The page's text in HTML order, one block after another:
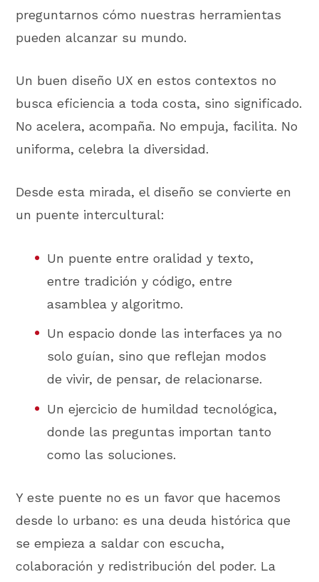
preguntarnos cómo nuestras herramientas
pueden alcanzar su mundo.
Un buen diseño UX en estos contextos no
busca eficiencia a toda costa, sino significado.
No acelera, acompaña. No empuja, facilita. No
uniforma, celebra la diversidad.
Desde esta mirada, el diseño se convierte en
un puente intercultural:
Un puente entre oralidad y texto,
entre tradición y código, entre
asamblea y algoritmo.
Un espacio donde las interfaces ya no
solo guían, sino que reflejan modos
de vivir, de pensar, de relacionarse.
Un ejercicio de humildad tecnológica,
donde las preguntas importan tanto
como las soluciones.
Y este puente no es un favor que hacemos
desde lo urbano: es una deuda histórica que
se empieza a saldar con escucha,
colaboración y redistribución del poder. La